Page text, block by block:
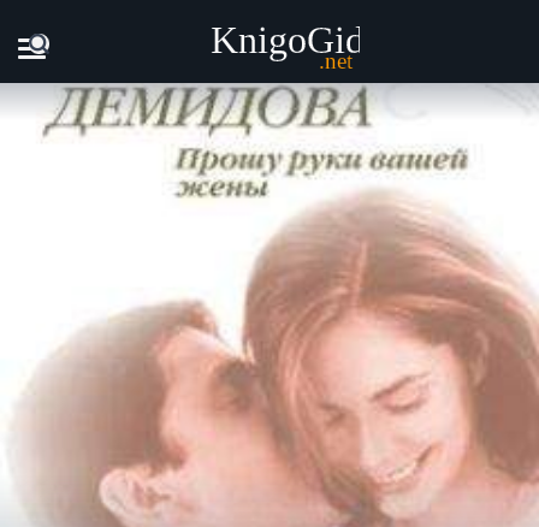
Главная Светлана Демидова - Прошу руки вашей